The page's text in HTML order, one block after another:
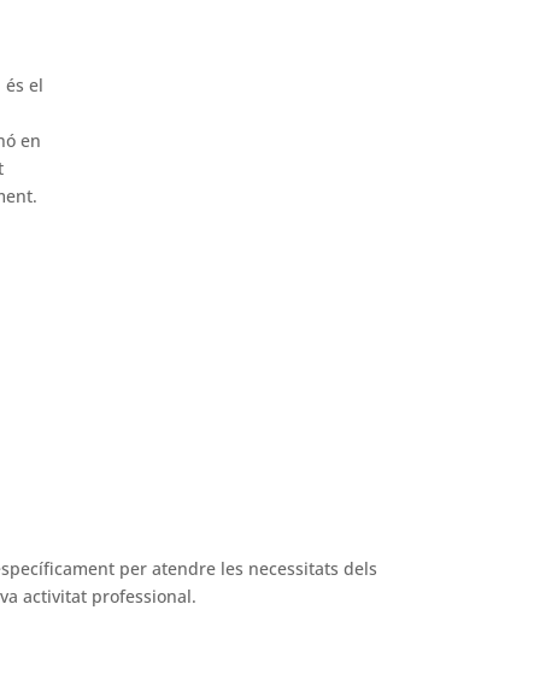
és el
en
per atendre les necessitats dels
activitat professional.